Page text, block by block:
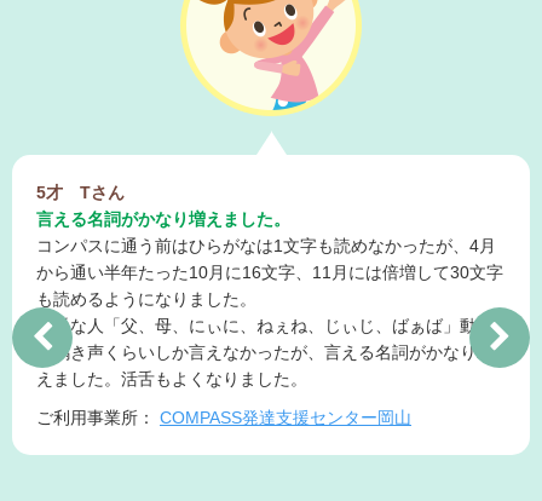
5才 Tさん
言える名詞がかなり増えました。
コンパスに通う前はひらがなは1文字も読めなかったが、4月
から通い半年たった10月に16文字、11月には倍増して30文字
も読めるようになりました。
身近な人「父、母、にぃに、ねぇね、じぃじ、ばぁば」動物
は鳴き声くらいしか言えなかったが、言える名詞がかなり増
えました。活舌もよくなりました。
ご利用事業所： COMPASS発達支援センター岡山